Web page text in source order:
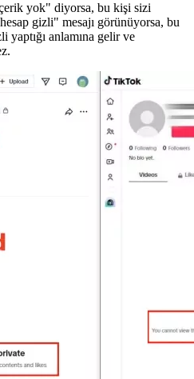
yok" diyorsa, bu kişi sizi
gizli" mesajı görünüyorsa, bu
yaptığı anlamına gelir ve